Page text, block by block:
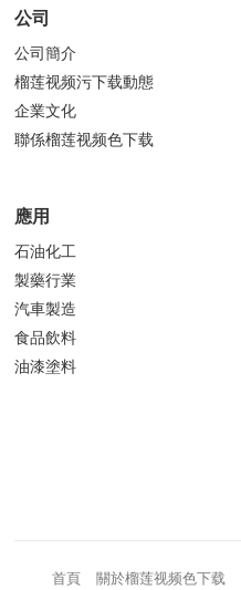
公司
公司簡介
榴莲视频污下载動態
企業文化
聯係榴莲视频色下载
應用
石油化工
製藥行業
汽車製造
食品飲料
油漆塗料
首頁 關於榴莲视频色下载